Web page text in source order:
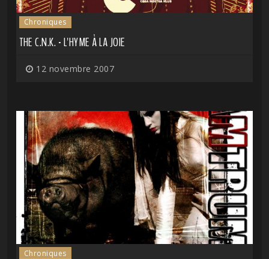
Chroniques
THE C.N.K. - L'HYME À LA JOIE
12 novembre 2007
Chroniques